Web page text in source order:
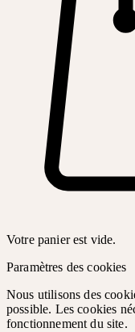
Votre panier est vide.
Paramètres des cookies
Nous utilisons des
possible. Les cookies
fonctionnement du site.